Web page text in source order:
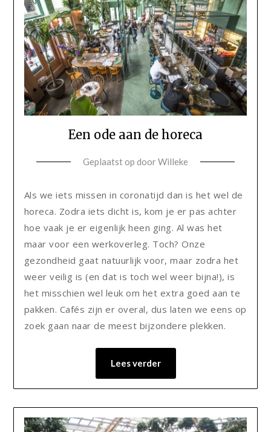
Een ode aan de horeca
Geplaatst op doorWilleke
Als we iets missen in coronatijd dan is het wel de
horeca. Zodra iets dicht is, kom je er pas achter
hoe vaak je er eigenlijk heen ging. Al was het
maar voor een werkoverleg. Toch? Onze
gezondheid gaat natuurlijk voor, maar zodra het
weer veilig is (en dat is toch wel weer bijna!), is
het misschien wel leuk om het extra goed aan te
pakken. Cafés zijn er overal, dus laten we eens op
zoek gaan naar de meest bijzondere plekken.
Lees verder